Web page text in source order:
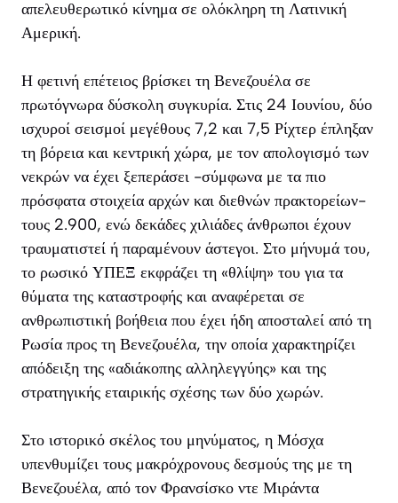
απελευθερωτικό κίνημα σε ολόκληρη τη Λατινική
Αμερική.
Η φετινή επέτειος βρίσκει τη Βενεζουέλα σε
πρωτόγνωρα δύσκολη συγκυρία. Στις 24 Ιουνίου, δύο
ισχυροί σεισμοί μεγέθους 7,2 και 7,5 Ρίχτερ έπληξαν
τη βόρεια και κεντρική χώρα, με τον απολογισμό των
νεκρών να έχει ξεπεράσει -σύμφωνα με τα πιο
πρόσφατα στοιχεία αρχών και διεθνών πρακτορείων-
τους 2.900, ενώ δεκάδες χιλιάδες άνθρωποι έχουν
τραυματιστεί ή παραμένουν άστεγοι. Στο μήνυμά του,
το ρωσικό ΥΠΕΞ εκφράζει τη «θλίψη» του για τα
θύματα της καταστροφής και αναφέρεται σε
ανθρωπιστική βοήθεια που έχει ήδη αποσταλεί από τη
Ρωσία προς τη Βενεζουέλα, την οποία χαρακτηρίζει
απόδειξη της «αδιάκοπης αλληλεγγύης» και της
στρατηγικής εταιρικής σχέσης των δύο χωρών.
Στο ιστορικό σκέλος του μηνύματος, η Μόσχα
υπενθυμίζει τους μακρόχρονους δεσμούς της με τη
Βενεζουέλα, από τον Φρανσίσκο ντε Μιράντα